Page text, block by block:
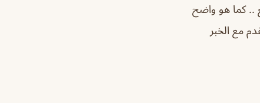
.. كما هو واضح
مع الخبر